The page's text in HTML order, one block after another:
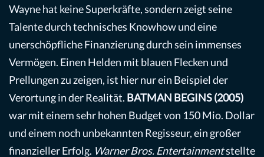
Wayne hat keine Superkräfte, sondern zeigt seine
Talente durch technisches Knowhow und eine
unerschöpfliche Finanzierung durch sein immenses
Vermögen. Einen Helden mit blauen Flecken und
Prellungen zu zeigen, ist hier nur ein Beispiel der
Verortung in der Realität. BATMAN BEGINS (2005)
war mit einem sehr hohen Budget von 150 Mio. Dollar
und einem noch unbekannten Regisseur, ein großer
finanzieller Erfolg. Warner Bros. Entertainmentstellte